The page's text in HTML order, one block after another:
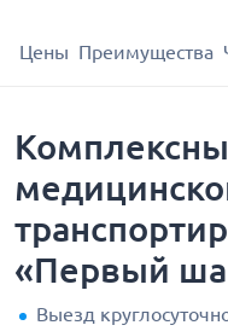
Цены Преимущества
«Первый
Выезд